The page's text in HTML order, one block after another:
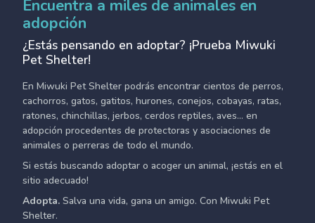
Encuentra a miles de animales en
adopción
¿Estás pensando en adoptar? ¡Prueba Miwuki
Pet Shelter!
En Miwuki Pet Shelter podrás encontrar cientos de perros,
cachorros, gatos, gatitos, hurones, conejos, cobayas, ratas,
ratones, chinchillas, jerbos, cerdos reptiles, aves... en
adopción procedentes de protectoras y asociaciones de
animales o perreras de todo el mundo.
Si estás buscando adoptar o acoger un animal, ¡estás en el
sitio adecuado!
Adopta. Salva una vida, gana un amigo. Con Miwuki Pet
Shelter.